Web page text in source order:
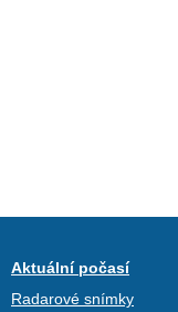
Aktuální počasí
Radarové snímky